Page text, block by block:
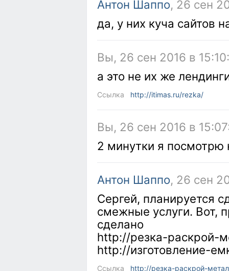
Антон Шаппо, 26 сен
да, у них куча сайтов
Вы, 26 сен 2016 в
а это не их же
Ссылка http://itimas.ru/rezka/
Вы, 26 сен 2016 в
2 минутки я посмотрю
Антон Шаппо, 26 сен
Сергей, планируется
смежные услуги. Вот,
сделано
http://резка-раскрой-
http://изготовление-
Ссылка
http://резка-раскрой-